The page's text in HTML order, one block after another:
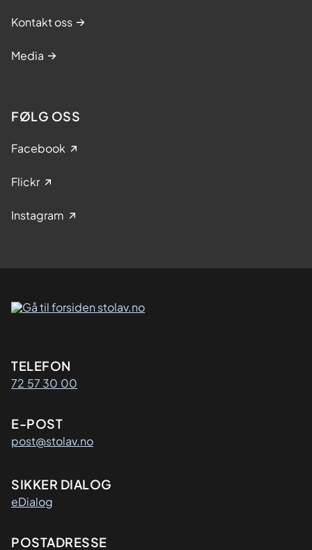
Kontakt oss
Media
FØLG OSS
Facebook
Flickr
Instagram
Kontaktinformasjon
TELEFON
72 57 30 00
E-POST
post@stolav.no
SIKKER DIALOG
eDialog
Adresse
POSTADRESSE